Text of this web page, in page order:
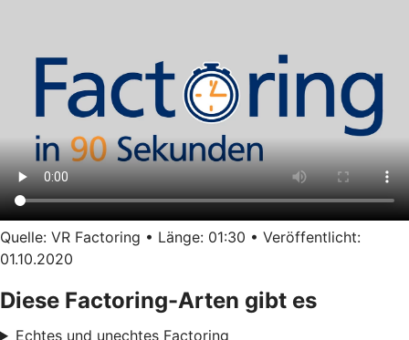
Quelle: VR Factoring • Länge: 01:30 • Veröffentlicht:
01.10.2020
Diese Factoring-Arten gibt es
Echtes und unechtes Factoring